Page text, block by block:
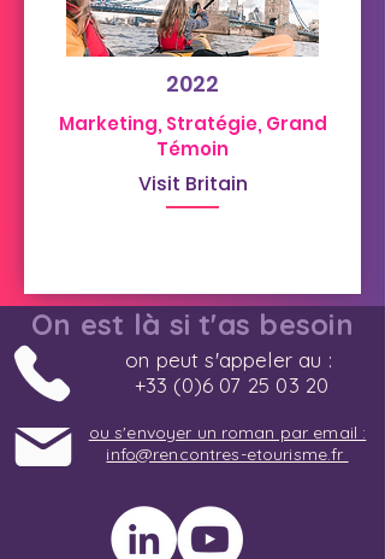
2022
Marketing, Stratégie, Grand
Témoin
Visit Britain
On est là si t'as besoin
on peut s'appeler au :
+33 (0)6 07 25 03 20
ou s'envoyer un roman par email :
info@rencontres-etourisme.fr